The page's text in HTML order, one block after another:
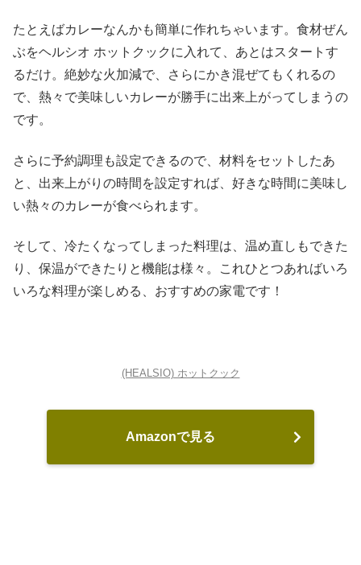
たとえばカレーなんかも簡単に作れちゃいます。食材ぜん
ぶをヘルシオ ホットクックに入れて、あとはスタートす
るだけ。絶妙な火加減で、さらにかき混ぜてもくれるの
で、熱々で美味しいカレーが勝手に出来上がってしまうの
です。
さらに予約調理も設定できるので、材料をセットしたあ
と、出来上がりの時間を設定すれば、好きな時間に美味し
い熱々のカレーが食べられます。
そして、冷たくなってしまった料理は、温め直しもできた
り、保温ができたりと機能は様々。これひとつあればいろ
いろな料理が楽しめる、おすすめの家電です！
(HEALSIO) ホットクック
Amazonで見る